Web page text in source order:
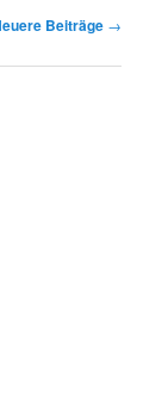
Beiträge →